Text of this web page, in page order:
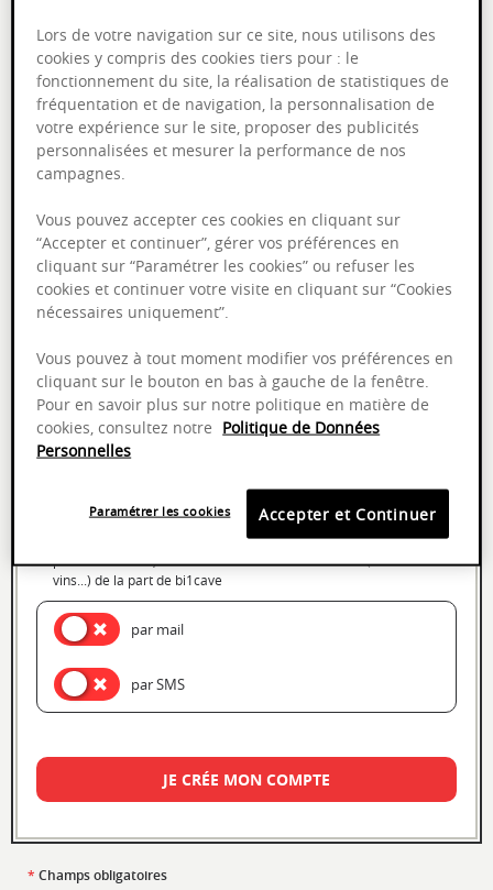
Nom
E-mail
Téléphone
Mot de passe
Le mot de passe doit comporter 8 caractères minimum avec au
moins 1 majuscule, 1 minuscule et 1 chiffre.
Confirmation du mot de passe
J'accepte de recevoir des informations, des offres
promotionnelles, des invitations à des événements (Foire aux
vins...) de la part de bi1cave
par mail
par SMS
JE CRÉE MON COMPTE
* Champs obligatoires
Lors de votre navigation sur ce site, nous utilisons des
cookies y compris des cookies tiers pour : le
fonctionnement du site, la réalisation de statistiques de
fréquentation et de navigation, la personnalisation de
votre expérience sur le site, proposer des publicités
personnalisées et mesurer la performance de nos
campagnes.
Vous pouvez accepter ces cookies en cliquant sur
“Accepter et continuer”, gérer vos préférences en
cliquant sur “Paramétrer les cookies” ou refuser les
cookies et continuer votre visite en cliquant sur “Cookies
nécessaires uniquement”.
Vous pouvez à tout moment modifier vos préférences en
cliquant sur le bouton en bas à gauche de la fenêtre.
Pour en savoir plus sur notre politique en matière de
cookies, consultez notre Politique de Données
Personnelles
Accepter et Continuer
Paramétrer les cookies